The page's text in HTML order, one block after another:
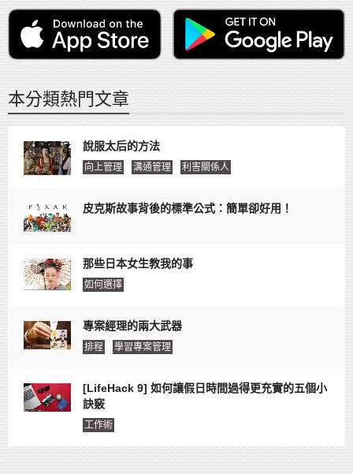
本分類熱門文章
說服太后的方法
向上管理 溝通管理 利害關係人
皮克斯故事背後的標準公式：簡單卻好用！
那些日本女生教我的事
如何選擇
專案經理的兩大武器
排程 學習專案管理
[LifeHack 9] 如何讓假日時間過得更充實的五個小
訣竅
工作術